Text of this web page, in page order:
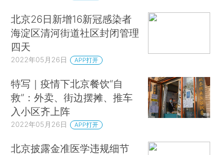
北京26日新增16新冠感染者
海淀区清河街道社区封闭管理
四天
2022年05月26日 APP打开
特写｜疫情下北京餐饮“自
救”：外卖、街边摆摊、推车
入小区齐上阵
2022年05月26日 APP打开
北京披露金准医学违规细节